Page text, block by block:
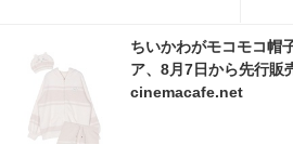
ちいかわがモコモコ帽
ア、8月7日から先行販
cinemacafe.net